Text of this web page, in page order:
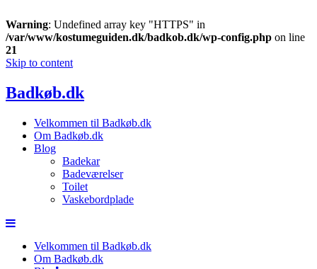
Warning: Undefined array key "HTTPS" in
/var/www/kostumeguiden.dk/badkob.dk/wp-config.php on line
21
Skip to content
Badkøb.dk
Velkommen til Badkøb.dk
Om Badkøb.dk
Blog
Badekar
Badeværelser
Toilet
Vaskebordplade
Velkommen til Badkøb.dk
Om Badkøb.dk